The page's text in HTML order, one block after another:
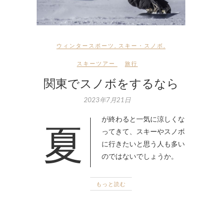
ウィンタースポーツ スキー・スノボ
スキーツアー 旅行
関東でスノボをするなら
2023年7月21日
夏が終わると一気に涼しくな
ってきて、スキーやスノボ
に行きたいと思う人も多い
のではないでしょうか。
もっと読む